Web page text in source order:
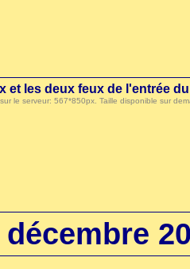
et les deux feux de l'entrée
sur le serveur: 567*850px. Taille disponible sur